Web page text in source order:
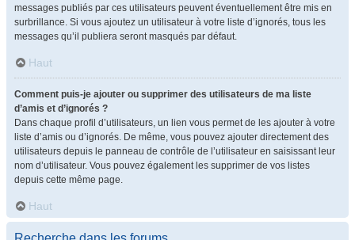
messages publiés par ces utilisateurs peuvent éventuellement être mis en
surbrillance. Si vous ajoutez un utilisateur à votre liste d’ignorés, tous les
messages qu’il publiera seront masqués par défaut.
Haut
Comment puis-je ajouter ou supprimer des utilisateurs de ma liste
d’amis et d’ignorés ?
Dans chaque profil d’utilisateurs, un lien vous permet de les ajouter à votre
liste d’amis ou d’ignorés. De même, vous pouvez ajouter directement des
utilisateurs depuis le panneau de contrôle de l’utilisateur en saisissant leur
nom d’utilisateur. Vous pouvez également les supprimer de vos listes
depuis cette même page.
Haut